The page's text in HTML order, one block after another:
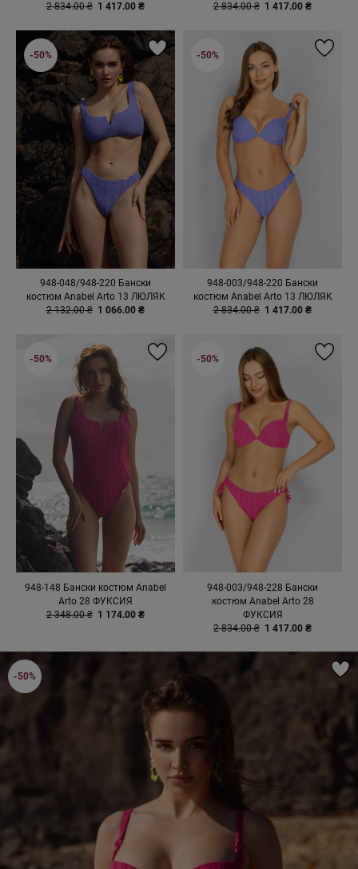
2 834.00 ₴ 1 417.00 ₴
2 834.00 ₴ 1 417.00 ₴
948-048/948-220 Бански
костюм Anabel Arto 13 ЛЮЛЯК
2 132.00 ₴ 1 066.00 ₴
-50%
948-003/948-220 Бански
костюм Anabel Arto 13 ЛЮЛЯК
2 834.00 ₴ 1 417.00 ₴
-50%
948-148 Бански костюм Anabel
Arto 28 ФУКСИЯ
2 348.00 ₴ 1 174.00 ₴
-50%
948-003/948-228 Бански
костюм Anabel Arto 28
ФУКСИЯ
2 834.00 ₴ 1 417.00 ₴
-50%
-50%